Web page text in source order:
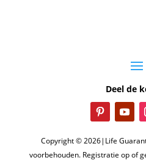
Deel de
Copyright © 2026|Life
voorbehouden. Registratie op of